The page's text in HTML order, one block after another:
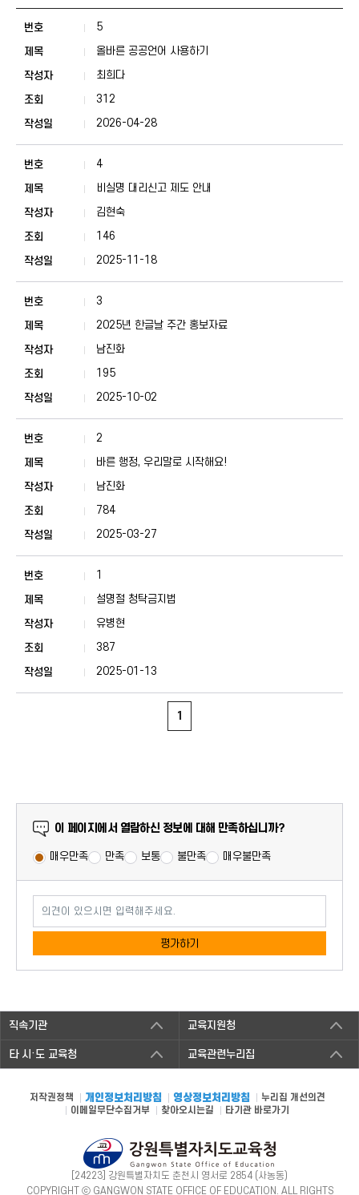
5
올바른 공공언어 사용하기
최희다
312
2026-04-28
4
비실명 대리신고 제도 안내
김현숙
146
2025-11-18
3
2025년 한글날 주간 홍보자료
남진화
195
2025-10-02
2
바른 행정, 우리말로 시작해요!
남진화
784
2025-03-27
1
설명절 청탁금지법
유병현
387
2025-01-13
1
만족도 조사
이 페이지에서 열람하신 정보에 대해 만족하십니까?
매우만족 만족 보통 불만족 매우불만족
평가하기
직속기관 교육지원청
타 시·도 교육청 교육관련누리집
저작권정책 개인정보처리방침 영상정보처리방침
누리집 개선의견
이메일무단수집거부
찾아오시는길 타기관 바로가기
[24223] 강원특별자치도 춘천시 영서로 2854 (사농동)
COPYRIGHT ⓒ GANGWON STATE OFFICE OF EDUCATION. ALL RIGHTS